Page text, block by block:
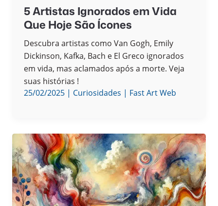
5 Artistas Ignorados em Vida
Que Hoje São Ícones
Descubra artistas como Van Gogh, Emily
Dickinson, Kafka, Bach e El Greco ignorados
em vida, mas aclamados após a morte. Veja
suas histórias !
25/02/2025 | Curiosidades | Fast Art Web